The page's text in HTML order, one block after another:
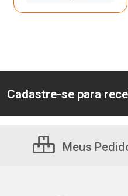
Cadastre-se para
Meus